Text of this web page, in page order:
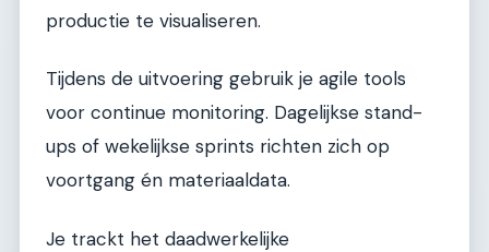
productie te visualiseren.
Tijdens de uitvoering gebruik je agile tools
voor continue monitoring. Dagelijkse stand-
ups of wekelijkse sprints richten zich op
voortgang én materiaaldata.
Je trackt het daadwerkelijke